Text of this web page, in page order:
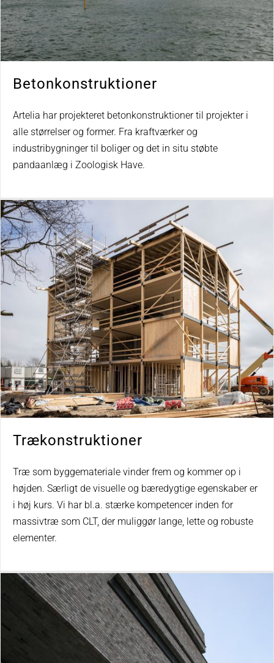
Betonkonstruktioner
Artelia har projekteret betonkonstruktioner til projekter i
alle størrelser og former. Fra kraftværker og
industribygninger til boliger og det in situ støbte
pandaanlæg i Zoologisk Have.
Trækonstruktioner
Træ som byggemateriale vinder frem og kommer op i
højden. Særligt de visuelle og bæredygtige egenskaber er
i høj kurs. Vi har bl.a. stærke kompetencer inden for
massivtræ som CLT, der muliggør lange, lette og robuste
elementer.